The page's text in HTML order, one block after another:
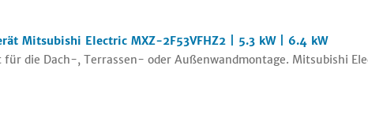
Mitsubishi Electric MXZ-2F53VFHZ2 | 5.3 kW | 6.4 kW
für die Dach-, Terrassen- oder Außenwandmontage. Mitsubishi